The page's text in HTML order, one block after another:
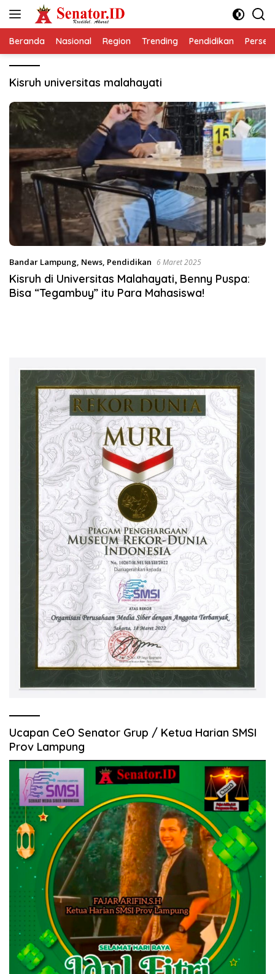
Beranda Nasional Region Trending Pendidikan
Kisruh universitas malahayati
Bandar Lampung, News, Pendidikan 6 Maret 2025
Kisruh di Universitas Malahayati, Benny Puspa:
Bisa “Tegambuy” itu Para Mahasiswa!
Ucapan CeO Senator Grup / Ketua Harian SMSI
Prov Lampung